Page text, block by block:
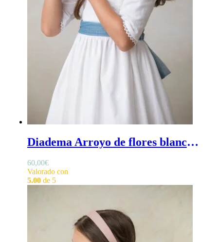
Diadema Arroyo de flores blancas - Diadema de ceremonia de flores blancas para niña
60,00€
Valorado con
5.00de 5